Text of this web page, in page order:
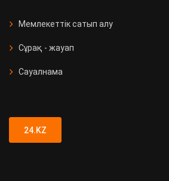
Мемлекеттік сатып алу
Сұрақ - жауап
Сауалнама
24.KZ